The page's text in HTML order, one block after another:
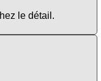
le détail.